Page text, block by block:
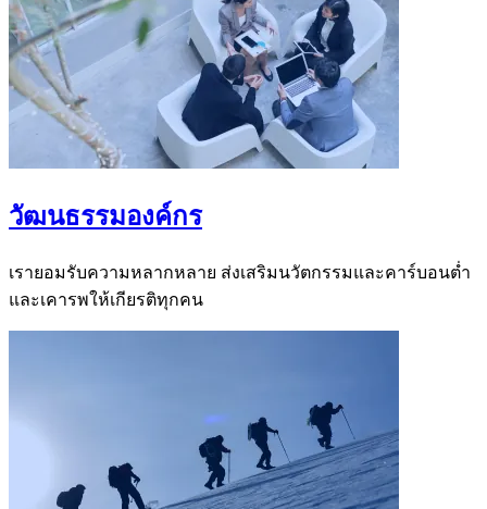
วัฒนธรรมองค์กร
เรายอมรับความหลากหลาย ส่งเสริมนวัตกรรมและคาร์บอนต่ำ
และเคารพให้เกียรติทุกคน